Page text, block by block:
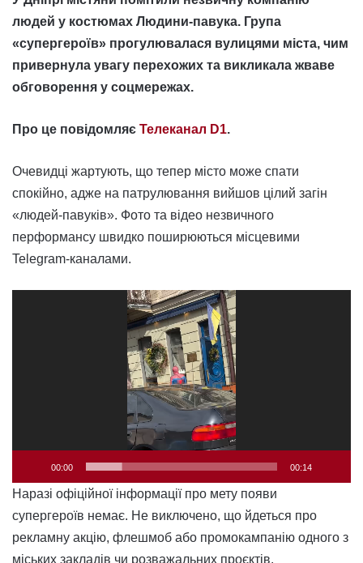
людей у костюмах Людини-павука. Група
«супергероїв» прогулювалася вулицями міста, чим
привернула увагу перехожих та викликала жваве
обговорення у соцмережах.
Про це повідомляє Телеканал D1.
Очевидці жартують, що тепер місто може спати
спокійно, адже на патрулювання вийшов цілий загін
«людей-павуків». Фото та відео незвичного
перформансу швидко поширюються місцевими
Telegram-каналами.
00:00 00:14
Наразі офіційної інформації про мету появи
супергероїв немає. Не виключено, що йдеться про
рекламну акцію, флешмоб або промокампанію одного з
міських закладів чи розважальних проєктів.